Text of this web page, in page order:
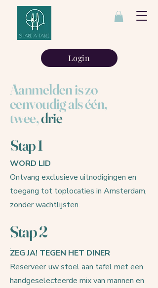
Login
Aanmelden is zo
eenvoudig als één,
twee,drie
Stap 1
WORD LID
Ontvang exclusieve uitnodigingen en
toegang tot toplocaties in Amsterdam,
zonder wachtlijsten.
Stap 2
.
ZEG JA! TEGEN HET DINER
Reserveer uw stoel aan tafel met een
handgeselecteerde mix van mannen en